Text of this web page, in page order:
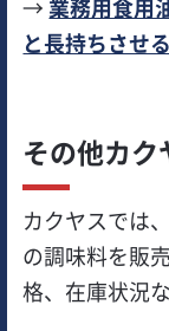
→業務用食用
と長持ちさせ
その他カ
カクヤスでは
の調味料を販
格、在庫状況